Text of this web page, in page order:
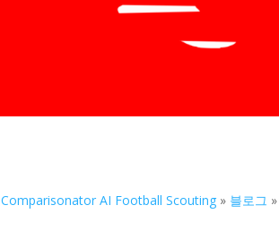
Comparisonator AI Football Scouting » 블로그 »